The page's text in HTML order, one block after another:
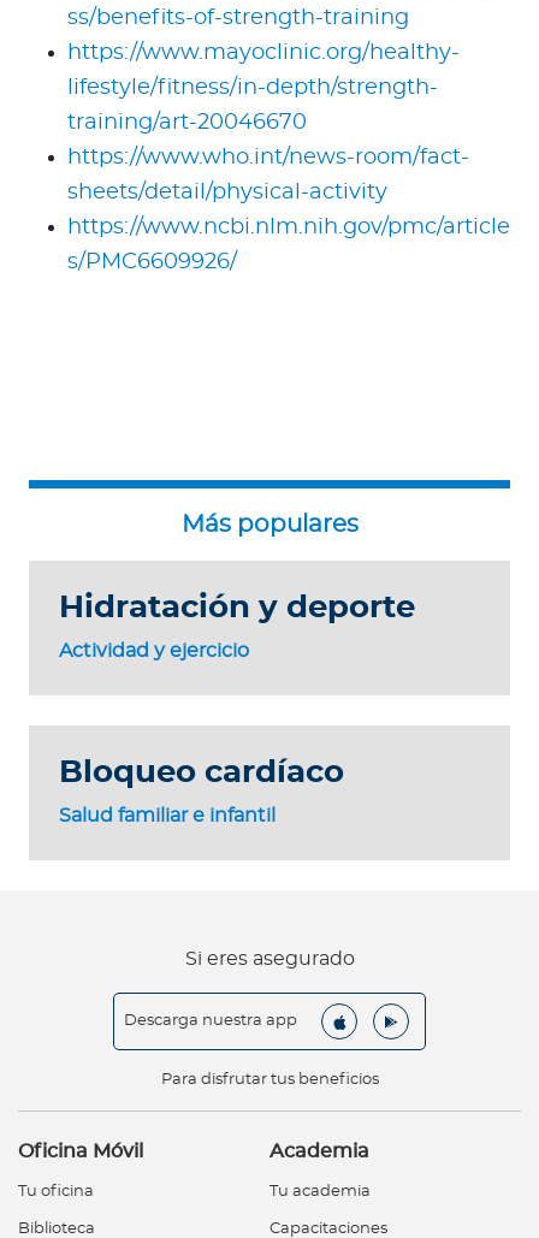
ss/benefits-of-strength-training
https://www.mayoclinic.org/healthy-
lifestyle/fitness/in-depth/strength-
training/art-20046670
https://www.who.int/news-room/fact-
sheets/detail/physical-activity
https://www.ncbi.nlm.nih.gov/pmc/article
s/PMC6609926/
Actividad y ejercicio
Hidratación y deporte
Salud familiar e infantil
Bloqueo cardíaco
Si eres asegurado
Descarga nuestra app
Para disfrutar tus beneficios
Oficina Móvil
Tu oficina
Biblioteca
Academia
Tu academia
Capacitaciones